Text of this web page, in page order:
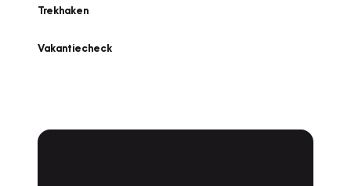
Trekhaken
Vakantiecheck